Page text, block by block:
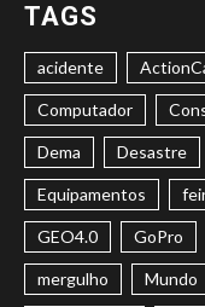
TAGS
acidente
Computador
Dema Desastre
Equipamentos
GEO4.0 GoPro
mergulho Mundo